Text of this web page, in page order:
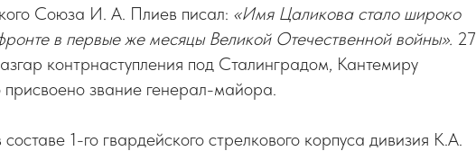
Союза И. А. Плиев писал: «Имя Цаликова стало широко
в первые же месяцы Великой Отечественной войны». 27
контрнаступления под Сталинградом, Кантемиру
звание генерал-майора.
1-го гвардейского стрелкового корпуса дивизия К.А.